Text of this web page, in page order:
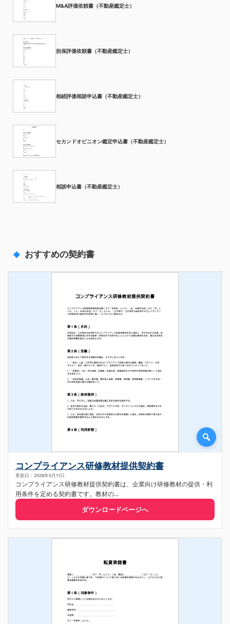
M&A評価依頼書（不動産鑑定士）
担保評価依頼書（不動産鑑定士）
相続評価相談申込書（不動産鑑定士）
セカンドオピニオン鑑定申込書（不動産鑑定士）
相談申込書（不動産鑑定士）
おすすめの契約書
コンプライアンス研修教材提供契約書
更新日：2026年5月11日
コンプライアンス研修教材提供契約書は、企業向け研修教材の提供・利
用条件を定める契約書です。教材の...
ダウンロードページへ